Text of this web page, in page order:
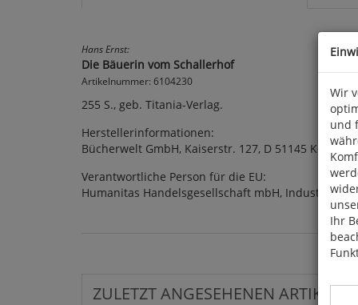
Hans Ernst:
Die Bäuerin vom Schallerhof
Artikelnummer: 6104230
255 S., geb. Titania-Verlag.
Herstellerinformationen:
Bücherwelt GmbH, Kaiserstr. 127, D 51145 Köln
Verantwortliche Person für die EU:
Humanitas Handelsgesellschaft mbH,
ZULETZT ANGESEHENEN ARTIKEL:
Wir
und
Ihr